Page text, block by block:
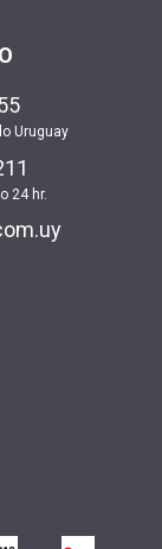
Uruguay
24 hr.